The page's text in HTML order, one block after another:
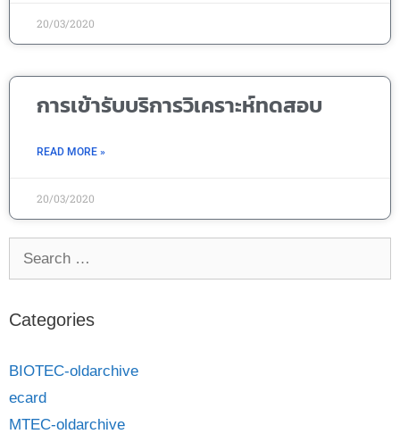
20/03/2020
การเข้ารับบริการวิเคราะห์ทดสอบ
READ MORE »
20/03/2020
Categories
BIOTEC-oldarchive
ecard
MTEC-oldarchive